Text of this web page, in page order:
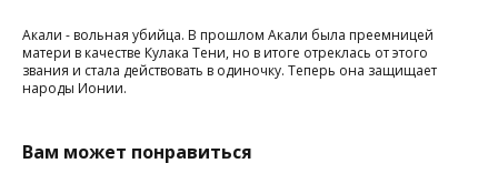
Акали - вольная убийца. В прошлом Акали была преемницей
матери в качестве Кулака Тени, но в итоге отреклась от этого
звания и стала действовать в одиночку. Теперь она защищает
народы Ионии.
Вам может понравиться